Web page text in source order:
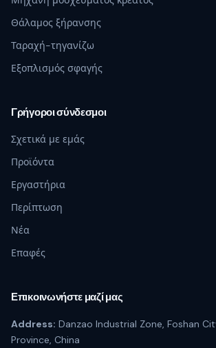
Θάλαμος ξήρανσης
Ταραχή-τηγανίζω
Εξοπλισμός σφαγής
Γρήγοροι σύνδεσμοι
Σχετικά με εμάς
Προϊόντα
Εργαστήρια
Περίπτωση
Νέα
Επαφές
Επικοινωνήστε μαζί μας
Address: Danzao Industrial Zone, Foshan
Province, China